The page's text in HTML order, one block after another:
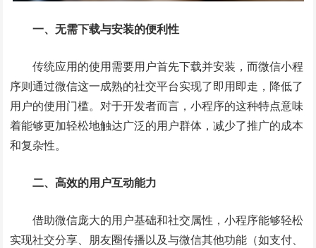
一、无需下载与安装的便利性
传统应用的使用需要用户首先下载并安装，而微信小程
序则通过微信这一成熟的社交平台实现了即用即走，降低了
用户的使用门槛。对于开发者而言，小程序的这种特点意味
着能够更加轻松地触达广泛的用户群体，减少了推广的成本
和复杂性。
二、高效的用户互动能力
借助微信庞大的用户基础和社交属性，小程序能够轻松
实现社交分享、朋友圈传播以及与微信其他功能（如支付、